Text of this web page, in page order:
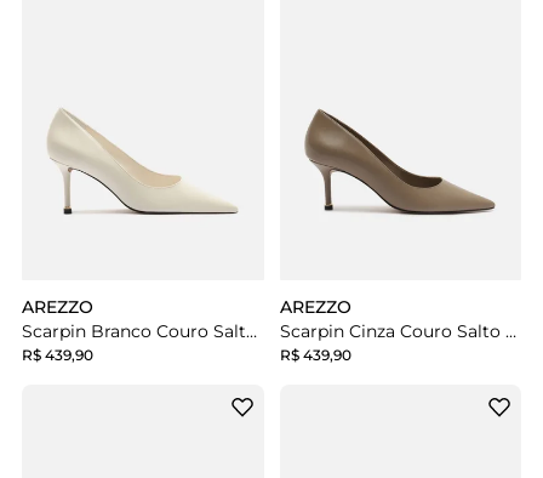
AREZZO
Scarpin Branco Couro Salto Fino
R$ 439,90
AREZZO
Scarpin Cinza Couro Salto Fino
R$ 439,90